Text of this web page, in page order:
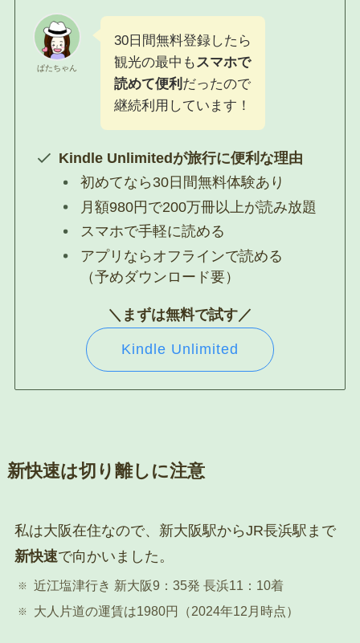
ぱたちゃん
30日間無料登録したら
観光の最中もスマホで
読めて便利 だったので
継続利用しています！
Kindle Unlimitedが旅行に便利な理由
初めてなら30日間無料体験あり
月額980円で200万冊以上が読み放題
スマホで手軽に読める
アプリならオフラインで読める
（予めダウンロード要）
＼まずは無料で試す／
Kindle Unlimited
新快速は切り離しに注意
私は大阪在住なので、新大阪駅からJR長浜駅まで
新快速で向かいました。
近江塩津行き 新大阪9：35発 長浜11：10着
大人片道の運賃は1980円（2024年12月時点）